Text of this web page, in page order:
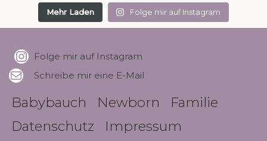
Mehr Laden Folge mir auf Instagram
Folge mir auf Instagram
Schreibe mir eine E-Mail
Babybauch Newborn
Familie
Datenschutz
Impressum